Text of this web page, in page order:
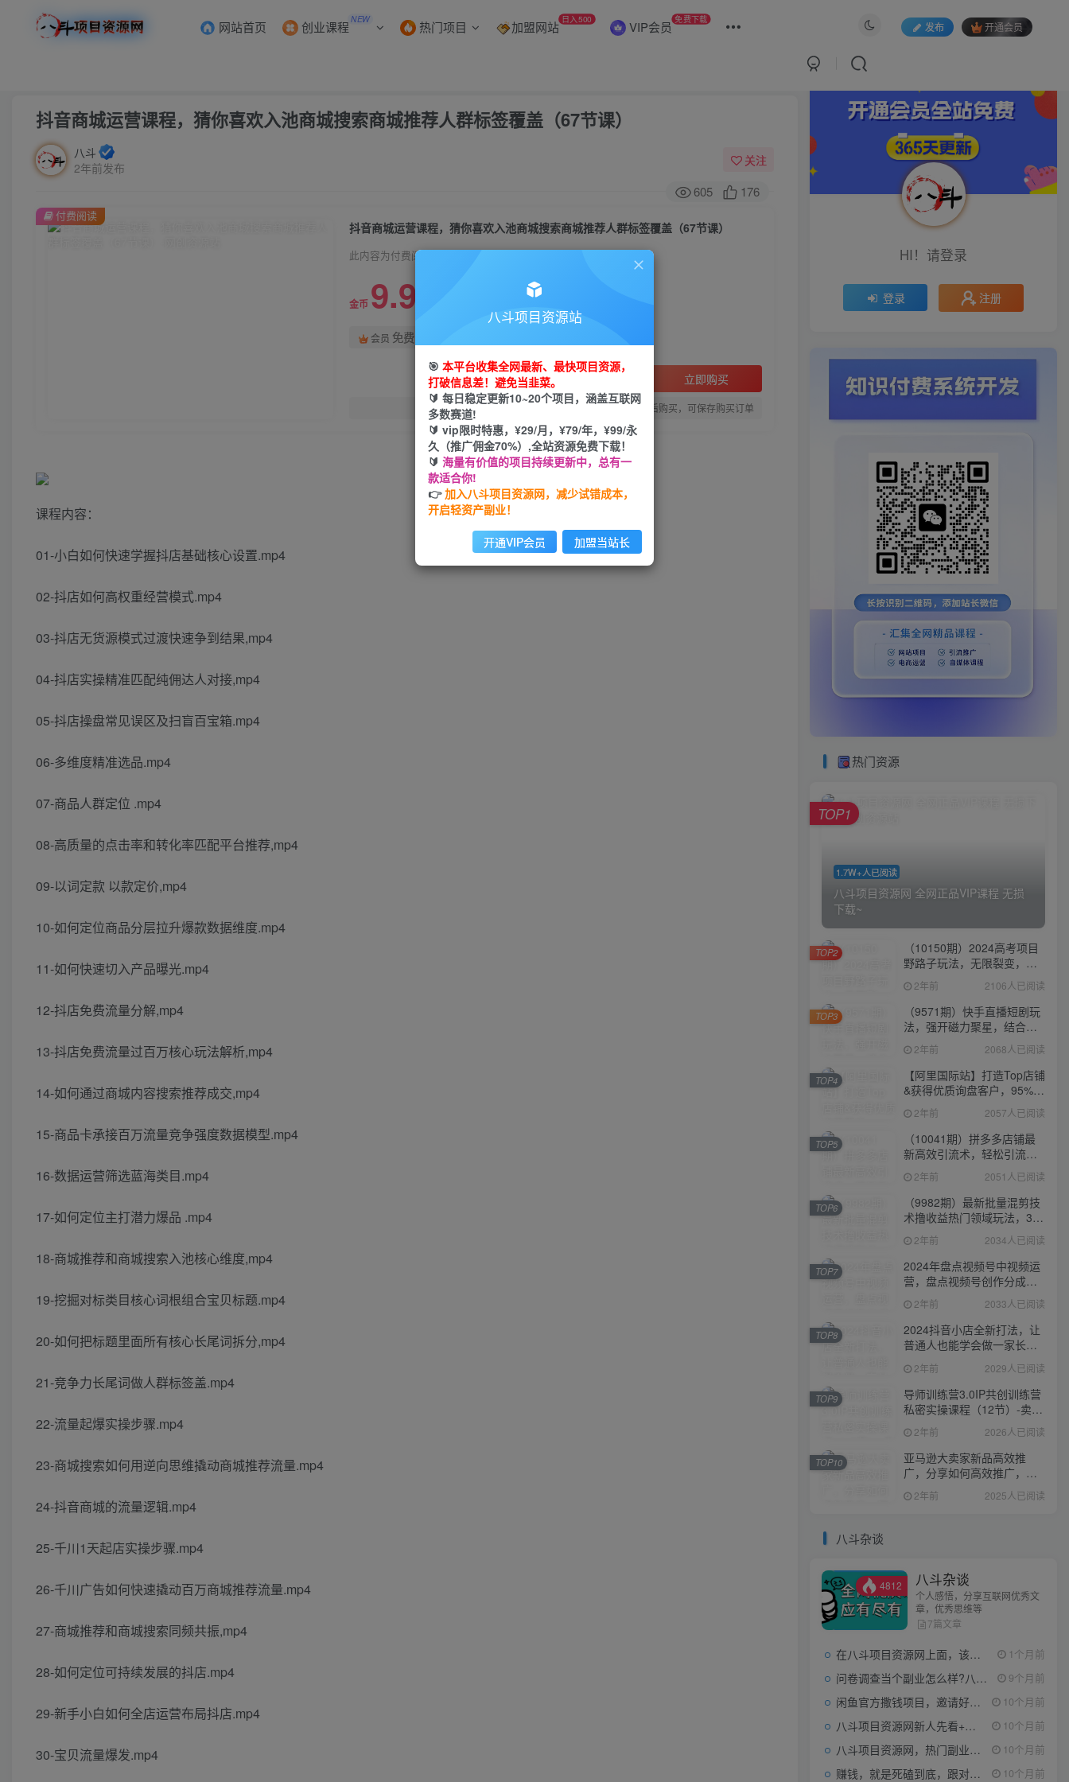
网站首页 创业课程 NEW 热门项目 加盟网站 日入500 VIP会员 免费下载
发布 开通会员
抖音商城运营课程，猜你喜欢入池商城搜索商城推荐人群标签覆盖（67节课）
八斗
2年前发布
关注
605 176
抖音商城运营课程，猜你喜欢入池商城搜索商城推荐人群标签覆盖（67节课）
此内容为付费阅读，请付费后查看
金币 9.9
会员 免费
立即购买
您当前未登录！建议登陆后购买，可保存购买订单
付费阅读
课程内容：
01-小白如何快速学握抖店基础核心设置.mp4
02-抖店如何高权重经营模式.mp4
03-抖店无货源模式过渡快速争到结果,mp4
04-抖店实操精准匹配纯佣达人对接,mp4
05-抖店操盘常见误区及扫盲百宝箱.mp4
06-多维度精准选品.mp4
07-商品人群定位 .mp4
08-高质量的点击率和转化率匹配平台推荐,mp4
09-以词定款 以款定价,mp4
10-如何定位商品分层拉升爆款数据维度.mp4
11-如何快速切入产品曝光.mp4
12-抖店免费流量分解,mp4
13-抖店免费流量过百万核心玩法解析,mp4
14-如何通过商城内容搜索推荐成交,mp4
15-商品卡承接百万流量竞争强度数据模型.mp4
16-数据运营筛选蓝海类目.mp4
17-如何定位主打潜力爆品 .mp4
18-商城推荐和商城搜索入池核心维度,mp4
19-挖掘对标类目核心词根组合宝贝标题.mp4
20-如何把标题里面所有核心长尾词拆分,mp4
21-竞争力长尾词做人群标签盖.mp4
22-流量起爆实操步骤.mp4
23-商城搜索如何用逆向思维撬动商城推荐流量.mp4
24-抖音商城的流量逻辑.mp4
25-千川1天起店实操步骤.mp4
26-千川广告如何快速撬动百万商城推荐流量.mp4
27-商城推荐和商城搜索同频共振,mp4
28-如何定位可持续发展的抖店.mp4
29-新手小白如何全店运营布局抖店.mp4
30-宝贝流量爆发.mp4
HI！请登录
登录 注册
热门资源
1.7W+人已阅读
八斗项目资源网 全网正品VIP课程 无损
下载~
TOP1
（10150期）2024高考项目
野路子玩法，无限裂变，最
高一天1W＋！
2年前 2106人已阅读
TOP2
（9571期）快手直播短剧玩
法，强开磁力聚星，结合多
种变现方式日入600+
2年前 2068人已阅读
TOP3
【阿里国际站】打造Top店铺
&获得优质询盘客户，​95%的
国际站讲师不会说的运营技
巧 2年前 2057人已阅读
TOP4
（10041期）拼多多店铺最
新高效引流术，轻松引流
400+创业粉，精准日变现五
位数！
2年前 2051人已阅读
TOP5
（9982期）最新批量混剪技
术撸收益热门领域玩法，3分
钟一条原创视频，轻松日入
1000＋
2年前 2034人已阅读
TOP6
2024年盘点视频号中视频运
营，盘点视频号创作分成计
划，快速过原创日入300+
2年前 2033人已阅读
TOP7
2024抖音小店全新打法，让
普通人也能学会做一家长久
稳定赚钱的抖店
2年前 2029人已阅读
TOP8
导师训练营3.0IP共创训练营
私密实操课程（12节）-卖项
目的密码成功秘诀
2年前 2026人已阅读
TOP9
亚马逊大卖家新品高效推
广，分享如何高效推广，打
造百万美金爆款单品
2年前 2025人已阅读
TOP10
八斗杂谈
4812 八斗杂谈
个人感悟，分享互联网优秀文
章，优秀思维等
7篇文章
在八斗项目资源网上面，该看什么类型的赚钱项目 1个月前
问卷调查当个副业怎么样?八斗告诉你 9个月前
闲鱼官方撒钱项目，邀请好友领现金，单价1-8元，0成本可以当个小副业 10个月前
八斗项目资源网新人先看+领取【0撸小项目+互联网工具箱】 10个月前
八斗项目资源网，热门副业项目任你选，每日持续更新 10个月前
赚钱，就是死磕到底，跟对人做对事。 10个月前
八斗项目资源站
🎯 本平台收集全网最新、最快项目资源，
打破信息差！避免当韭菜。
🔰 每日稳定更新10~20个项目，涵盖互联网
多数赛道!
🔰 vip限时特惠，¥29/月，¥79/年，¥99/永
久（推广佣金70%）,全站资源免费下载！
🔰 海量有价值的项目持续更新中，总有一
款适合你!
👉加入八斗项目资源网，减少试错成本，
开启轻资产副业！
开通VIP会员 加盟当站长